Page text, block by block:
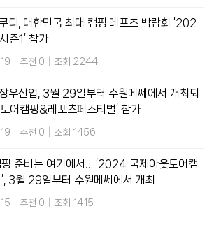
디, 대한민국 최대 캠핑·레포츠 박람회 ‘202
즌1’ 참가
추천 0 조회 2244
우산업, 3월 29일부터 수원메쎄에서 개최되
어캠핑&레포츠페스티벌’ 참가
추천 0 조회 1456
준비는 여기에서… ‘2024 국제아웃도어캠
3월 29일부터 수원메쎄에서 개최
추천 0 조회 1415